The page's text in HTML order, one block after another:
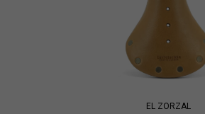
EL ZORZAL